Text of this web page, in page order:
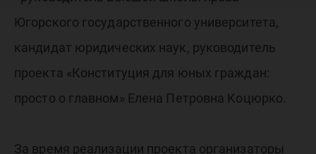
Югорского государственного университета,
кандидат юридических наук, руководитель
проекта «Конституция для юных граждан:
просто о главном» Елена Петровна Коцюрко.
За время реализации проекта организаторы